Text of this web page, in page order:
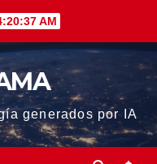
AM
generados por IA